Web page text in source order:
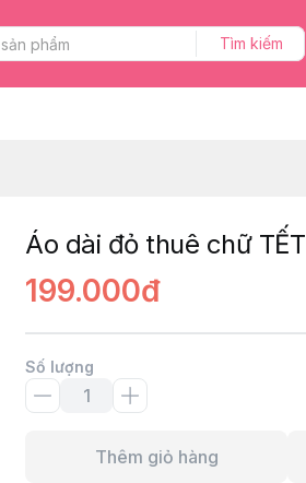
Tìm kiếm
Áo dài đỏ thuê chữ TẾT
199.000đ
Số lượng
Thêm giỏ hàng